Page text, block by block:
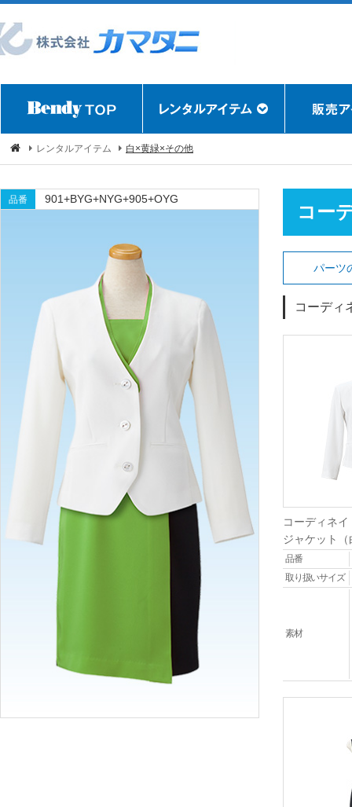
レンタルアイテム 白×黄緑×その他
品番 901+BYG+NYG+905+OYG
コー
パーツ
コーディ
コーディネ
ジャケット（
品番
取り扱いサイズ
素材